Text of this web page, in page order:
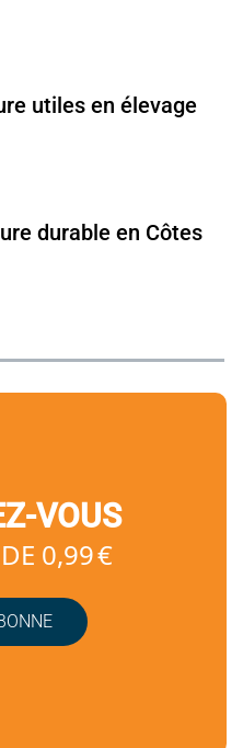
utiles en élevage
durable en Côtes
VOUS
0,99 €